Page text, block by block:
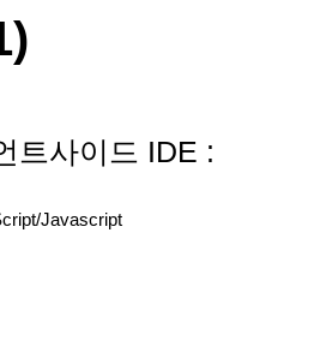
트사이드 IDE :
Javascript